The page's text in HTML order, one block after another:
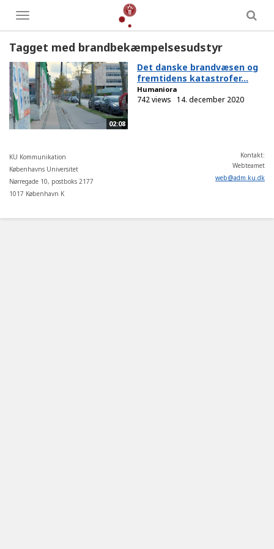
Toggle
menu
Tagget med brandbekæmpelsesudstyr
02:08
Det danske brandvæsen og
fremtidens katastrofer...
Humaniora
742 views 14. december 2020
KU Kommunikation
Københavns Universitet
Nørregade 10, postboks 2177
1017 København K
Kontakt:
Webteamet
web@adm.ku.dk